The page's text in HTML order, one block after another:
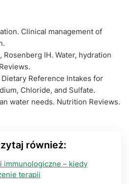
Clinical management of
Rosenberg IH. Water, hydration
Reference Intakes for
Chloride, and Sulfate.
water needs. Nutrition Reviews.
również:
immunologiczne – kiedy
terapii